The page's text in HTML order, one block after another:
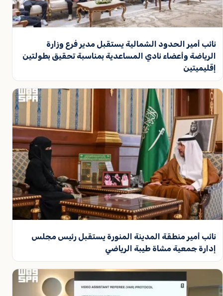
نائب أمير الحدود الشمالية يستقبل مدير فرع وزارة
الرياضة وأعضاء نادي المساعدية بمناسبة تحقيق بطولتين
إقليميتين
نائب أمير منطقة المدينة المنورة يستقبل رئيس مجلس
إدارة جمعية مشاة طيبة الرياضي